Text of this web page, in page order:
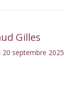
Gilles
20 septembre 2025